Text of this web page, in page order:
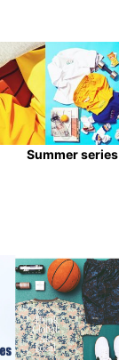
Summer series